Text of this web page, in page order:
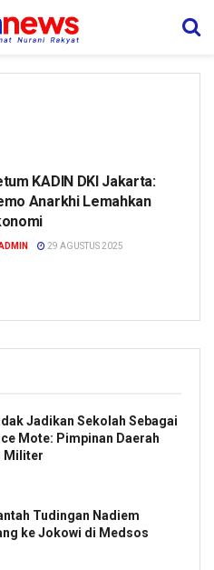
KADIN DKI Jakarta:
Anarkhi Lemahkan
29 AGUSTUS 2025
Jadikan Sekolah Sebagai
Mote: Pimpinan Daerah
Militer
Tudingan Nadiem
ke Jokowi di Medsos